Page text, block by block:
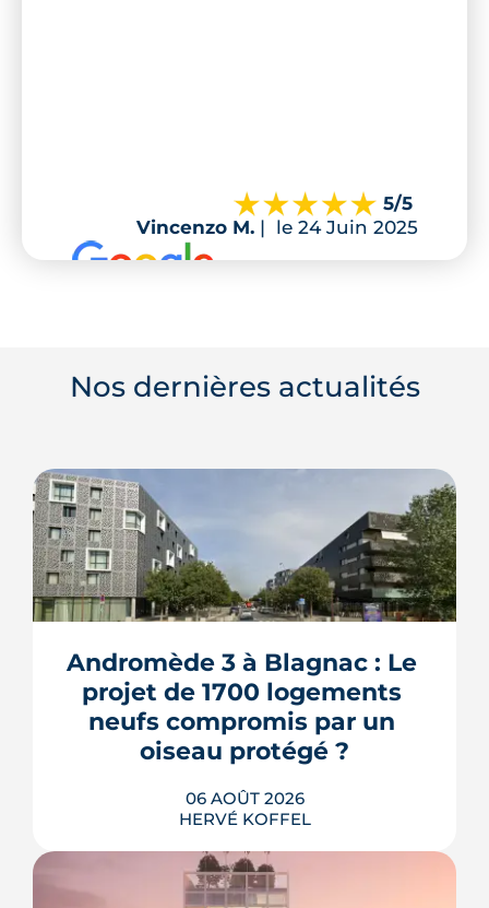
5/5
Vincenzo M. | le 24 Juin 2025
Nos dernières actualités
Andromède 3 à Blagnac : Le
projet de 1700 logements
neufs compromis par un
oiseau protégé ?
06 AOÛT 2026
HERVÉ KOFFEL